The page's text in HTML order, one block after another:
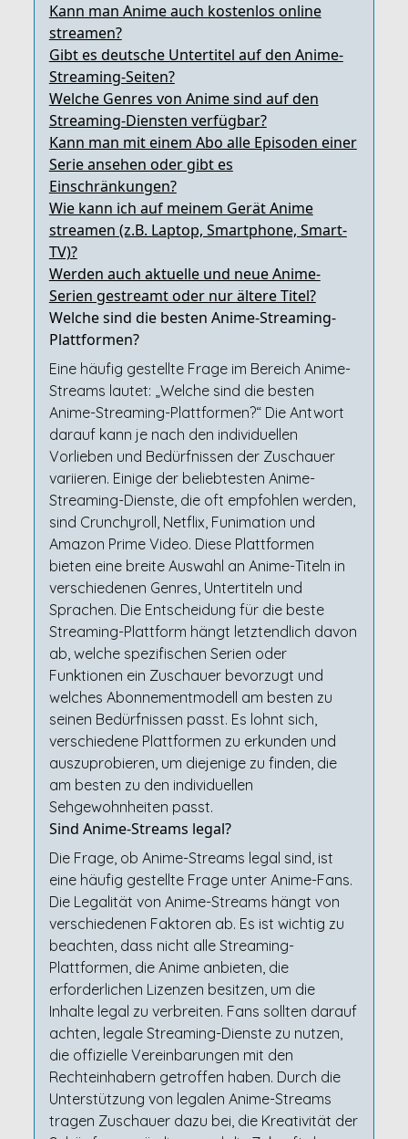
Kann man Anime auch kostenlos online
streamen?
Gibt es deutsche Untertitel auf den Anime-
Streaming-Seiten?
Welche Genres von Anime sind auf den
Streaming-Diensten verfügbar?
Kann man mit einem Abo alle Episoden einer
Serie ansehen oder gibt es
Einschränkungen?
Wie kann ich auf meinem Gerät Anime
streamen (z.B. Laptop, Smartphone, Smart-
TV)?
Werden auch aktuelle und neue Anime-
Serien gestreamt oder nur ältere Titel?
Welche sind die besten Anime-Streaming-
Plattformen?
Eine häufig gestellte Frage im Bereich Anime-
Streams lautet: „Welche sind die besten
Anime-Streaming-Plattformen?“ Die Antwort
darauf kann je nach den individuellen
Vorlieben und Bedürfnissen der Zuschauer
variieren. Einige der beliebtesten Anime-
Streaming-Dienste, die oft empfohlen werden,
sind Crunchyroll, Netflix, Funimation und
Amazon Prime Video. Diese Plattformen
bieten eine breite Auswahl an Anime-Titeln in
verschiedenen Genres, Untertiteln und
Sprachen. Die Entscheidung für die beste
Streaming-Plattform hängt letztendlich davon
ab, welche spezifischen Serien oder
Funktionen ein Zuschauer bevorzugt und
welches Abonnementmodell am besten zu
seinen Bedürfnissen passt. Es lohnt sich,
verschiedene Plattformen zu erkunden und
auszuprobieren, um diejenige zu finden, die
am besten zu den individuellen
Sehgewohnheiten passt.
Sind Anime-Streams legal?
Die Frage, ob Anime-Streams legal sind, ist
eine häufig gestellte Frage unter Anime-Fans.
Die Legalität von Anime-Streams hängt von
verschiedenen Faktoren ab. Es ist wichtig zu
beachten, dass nicht alle Streaming-
Plattformen, die Anime anbieten, die
erforderlichen Lizenzen besitzen, um die
Inhalte legal zu verbreiten. Fans sollten darauf
achten, legale Streaming-Dienste zu nutzen,
die offizielle Vereinbarungen mit den
Rechteinhabern getroffen haben. Durch die
Unterstützung von legalen Anime-Streams
tragen Zuschauer dazu bei, die Kreativität der